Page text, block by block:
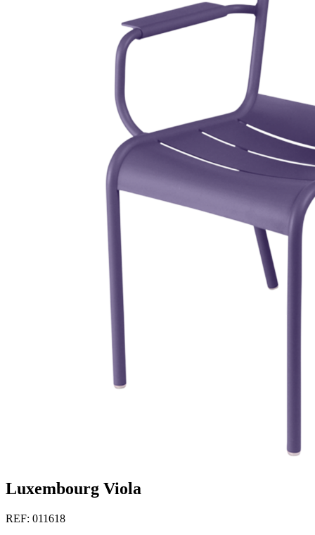
Luxembourg Viola
REF: 011618